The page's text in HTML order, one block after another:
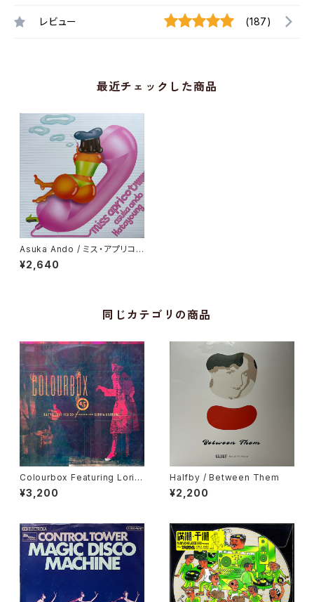
レビュー (187)
最近チェックした商品
Asuka Ando / ミス・アプリコッ
ト
¥2,640
同じカテゴリの商品
Colourbox Featuring Lorita
Grahame / Baby I Love You
So
¥3,200
Halfby / Between Them
¥2,200